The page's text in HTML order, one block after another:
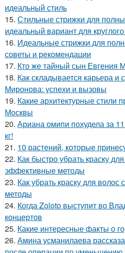
идеальный стиль
15. Стильные стрижки для
идеальный вариант для
16. Идеальные стрижки для
советы и рекомендации
17. Кто же тайный сын Евгения
18. Как складывается карьера и
Миронова: успехи и вызовы
19. Какие архитектурные стили
Москвы
20. Ариана омипи похудела за
кг!
21. 10 растений, которые
22. Как быстро убрать краску
эффективные методы
23. Как убрать краску для
методы
24. Когда Zoloto выступит во
концертов
25. Какие интересные факты о
26. Амина усманилаева